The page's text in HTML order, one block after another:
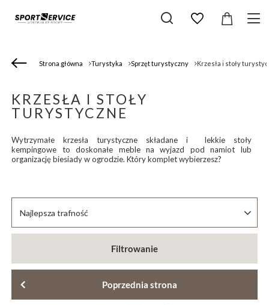
Strona główna Turystyka Sprzęt turystyczny Krzesła i stoły
KRZESŁA I STOŁY
TURYSTYCZNE
Wytrzymałe krzesła turystyczne składane i lekkie stoły
kempingowe to doskonałe meble na wyjazd pod namiot lub
organizację biesiady w ogrodzie. Który komplet wybierzesz?
Zmień sortowanie
Najlepsza trafność
Filtrowanie
Poprzednia strona